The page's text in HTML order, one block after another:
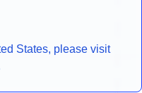
States, please visit